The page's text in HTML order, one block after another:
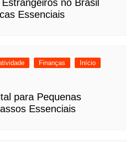
no Brasil
Essenciais
Finanças
Início
para Pequenas
Essenciais